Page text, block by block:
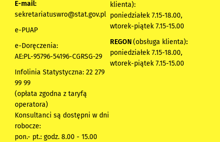
E-mail:
sekretariatuswro@stat.gov.pl
e-PUAP
e-Doręczenia:
AE:PL-95796-54196-CGRSG-29
Infolinia Statystyczna: 22 279
99 99
(opłata zgodna z taryfą
operatora)
Konsultanci są dostępni w dni
robocze:
pon.- pt.: godz. 8.00 - 15.00
klienta):
poniedziałek 7.15-18.00,
wtorek-piątek 7.15-15.00
REGON(obsługa klienta):
poniedziałek 7.15-18.00,
wtorek-piątek 7.15-15.00